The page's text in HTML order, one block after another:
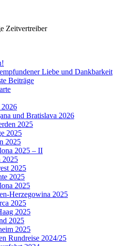
Zeitvertreiber
Liebe und Dankbarkeit
Beiträge
und Bratislava 2026
2025
2025
2025
2025 – II
2025
2025
2025
2025
Herzegowina 2025
2025
2025
2025
2025
Rundreise 2024/25